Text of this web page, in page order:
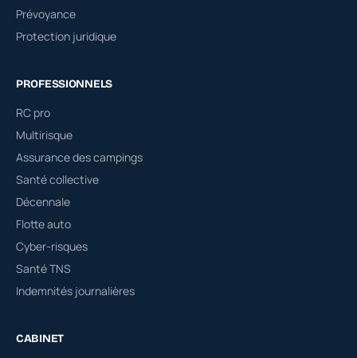
Prévoyance
Protection juridique
PROFESSIONNELS
RC pro
Multirisque
Assurance des campings
Santé collective
Décennale
Flotte auto
Cyber-risques
Santé TNS
Indemnités journalières
CABINET